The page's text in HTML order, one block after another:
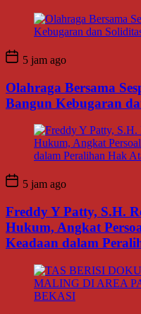
5 jam ago
Olahraga Bersama
Bangun Kebugaran
5 jam ago
Freddy Y Patty, S.H.
Hukum, Angkat
Keadaan dalam